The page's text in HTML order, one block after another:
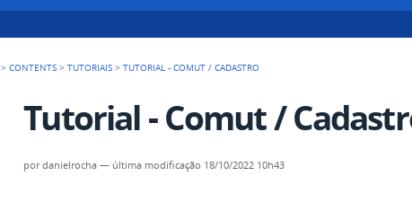
>CONTENTS >TUTORIAIS >TUTORIAL - COMUT / CADASTRO
Tutorial - Comut /
pordanielrocha — última modificação 18/10/2022 10h43